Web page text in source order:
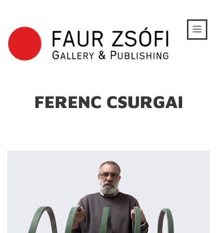
FERENC CSURGAI